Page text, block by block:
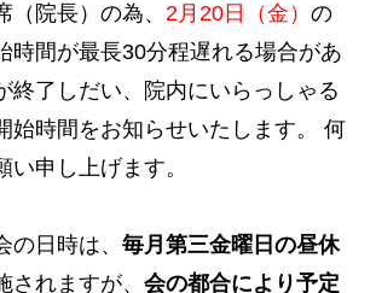
（院長）の為、2月20日（金）の
時間が最長30分程遅れる場合があ
終了しだい、院内にいらっしゃる
始時間をお知らせいたします。 何
い申し上げます。
の日時は、毎月第三金曜日の昼休
されますが、会の都合により予定